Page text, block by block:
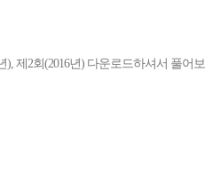
), 제2회(2016년) 다운로드하셔서 풀어